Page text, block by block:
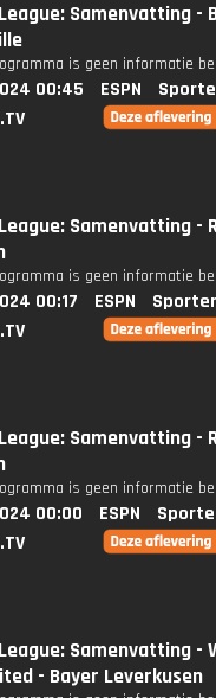
Samenvatting -
is geen informatie
00:45 ESPN
Samenvatting -
is geen informatie
00:17 ESPN
Samenvatting -
is geen informatie
00:00 ESPN
Samenvatting -
- Bayer Leverkusen